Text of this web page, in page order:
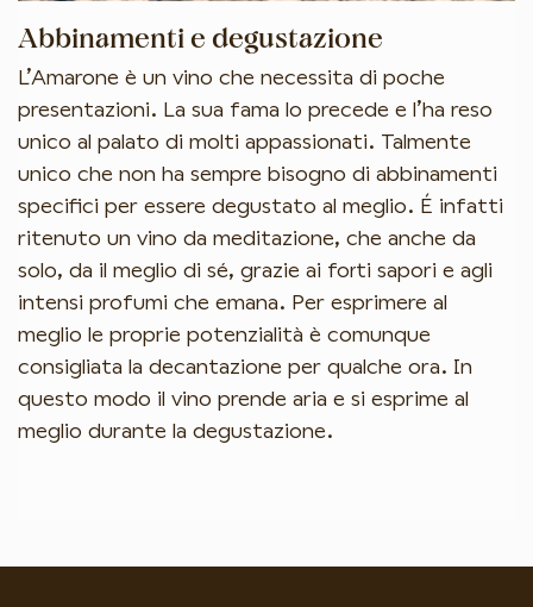
Abbinamenti e degustazione
L’Amarone è un vino che necessita di poche
presentazioni. La sua fama lo precede e l’ha reso
unico al palato di molti appassionati. Talmente
unico che non ha sempre bisogno di abbinamenti
specifici per essere degustato al meglio. É infatti
ritenuto un vino da meditazione, che anche da
solo, da il meglio di sé, grazie ai forti sapori e agli
intensi profumi che emana. Per esprimere al
meglio le proprie potenzialità è comunque
consigliata la decantazione per qualche ora. In
questo modo il vino prende aria e si esprime al
meglio durante la degustazione.